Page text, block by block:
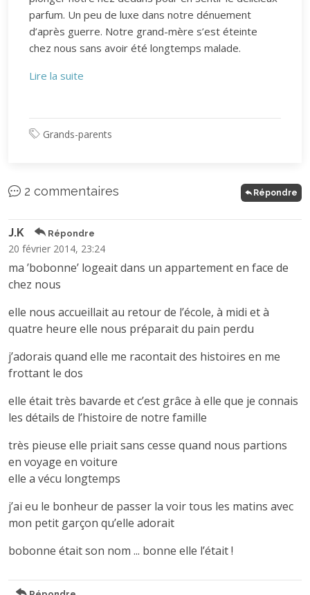
parfum. Un peu de luxe dans notre dénuement
d’après guerre. Notre grand-mère s’est éteinte
chez nous sans avoir été longtemps malade.
Lire la suite
Grands-parents
2 commentaires Répondre
J.K Répondre
20 février 2014, 23:24
ma ’bobonne’ logeait dans un appartement en face de
chez nous
elle nous accueillait au retour de l’école, à midi et à
quatre heure elle nous préparait du pain perdu
j’adorais quand elle me racontait des histoires en me
frottant le dos
elle était très bavarde et c’est grâce à elle que je connais
les détails de l’histoire de notre famille
très pieuse elle priait sans cesse quand nous partions
en voyage en voiture
elle a vécu longtemps
j’ai eu le bonheur de passer la voir tous les matins avec
mon petit garçon qu’elle adorait
bobonne était son nom ... bonne elle l’était !